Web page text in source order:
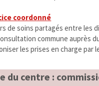
coordonné
de soins partagés entre les
commune auprès
les prises en charge
centre :